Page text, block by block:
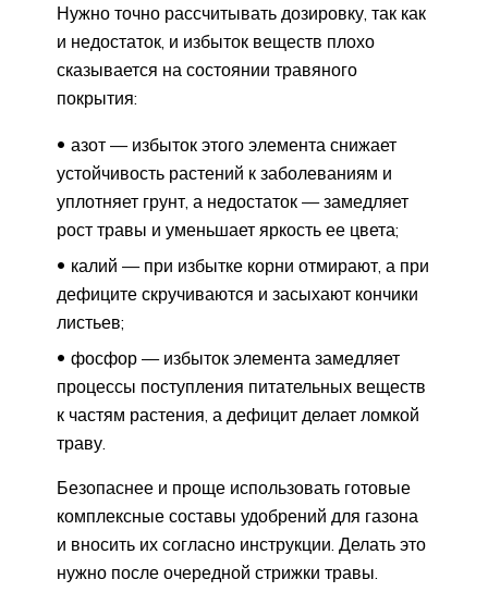
Нужно точно рассчитывать дозировку, так как
и недостаток, и избыток веществ плохо
сказывается на состоянии травяного
покрытия:
азот — избыток этого элемента снижает
устойчивость растений к заболеваниям и
уплотняет грунт, а недостаток — замедляет
рост травы и уменьшает яркость ее цвета;
калий — при избытке корни отмирают, а при
дефиците скручиваются и засыхают кончики
листьев;
фосфор — избыток элемента замедляет
процессы поступления питательных веществ
к частям растения, а дефицит делает ломкой
траву.
Безопаснее и проще использовать готовые
комплексные составы удобрений для газона
и вносить их согласно инструкции. Делать это
нужно после очередной стрижки травы.